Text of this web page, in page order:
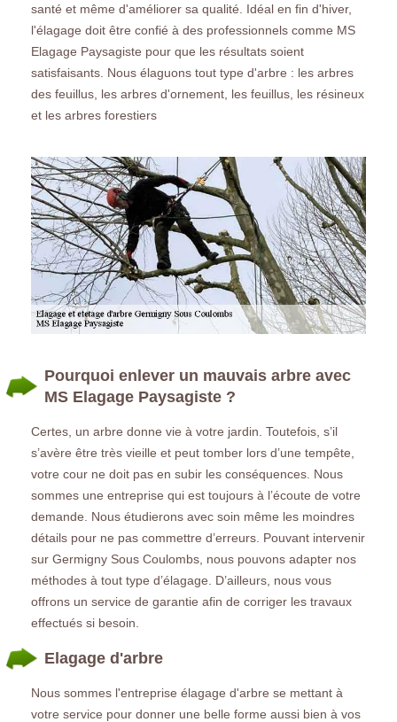
santé et même d'améliorer sa qualité. Idéal en fin d'hiver,
l'élagage doit être confié à des professionnels comme MS
Elagage Paysagiste pour que les résultats soient
satisfaisants. Nous élaguons tout type d'arbre : les arbres
des feuillus, les arbres d'ornement, les feuillus, les résineux
et les arbres forestiers
Pourquoi enlever un mauvais arbre avec
MS Elagage Paysagiste ?
Certes, un arbre donne vie à votre jardin. Toutefois, s’il
s’avère être très vieille et peut tomber lors d’une tempête,
votre cour ne doit pas en subir les conséquences. Nous
sommes une entreprise qui est toujours à l’écoute de votre
demande. Nous étudierons avec soin même les moindres
détails pour ne pas commettre d’erreurs. Pouvant intervenir
sur Germigny Sous Coulombs, nous pouvons adapter nos
méthodes à tout type d’élagage. D’ailleurs, nous vous
offrons un service de garantie afin de corriger les travaux
effectués si besoin.
Elagage d'arbre
Nous sommes l'entreprise élagage d'arbre se mettant à
votre service pour donner une belle forme aussi bien à vos